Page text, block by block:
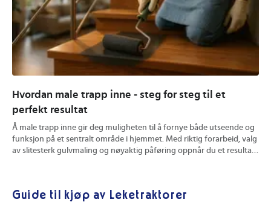
Hvordan male trapp inne - steg for steg til et
perfekt resultat
Å male trapp inne gir deg muligheten til å fornye både utseende og
funksjon på et sentralt område i hjemmet. Med riktig forarbeid, valg
av slitesterk gulvmaling og nøyaktig påføring oppnår du et resultat
Guide til kjøp av Leketraktorer